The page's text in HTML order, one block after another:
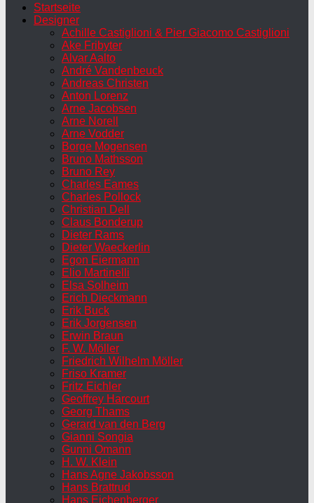
Startseite
Designer
Achille Castiglioni & Pier Giacomo Castiglioni
Ake Fribyter
Alvar Aalto
André Vandenbeuck
Andreas Christen
Anton Lorenz
Arne Jacobsen
Arne Norell
Arne Vodder
Borge Mogensen
Bruno Mathsson
Bruno Rey
Charles Eames
Charles Pollock
Christian Dell
Claus Bonderup
Dieter Rams
Dieter Waeckerlin
Egon Eiermann
Elio Martinelli
Elsa Solheim
Erich Dieckmann
Erik Buck
Erik Jorgensen
Erwin Braun
F. W. Möller
Friedrich Wilhelm Möller
Friso Kramer
Fritz Eichler
Geoffrey Harcourt
Georg Thams
Gerard van den Berg
Gianni Songia
Gunni Omann
H. W. Klein
Hans Agne Jakobsson
Hans Brattrud
Hans Eichenberger